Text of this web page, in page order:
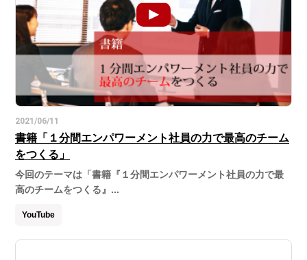
2021/06/11
書籍「１分間エンパワーメント社員の力で最高のチーム
をつくる」
今回のテーマは「書籍『１分間エンパワーメント社員の力で最
高のチームをつくる』...
YouTube